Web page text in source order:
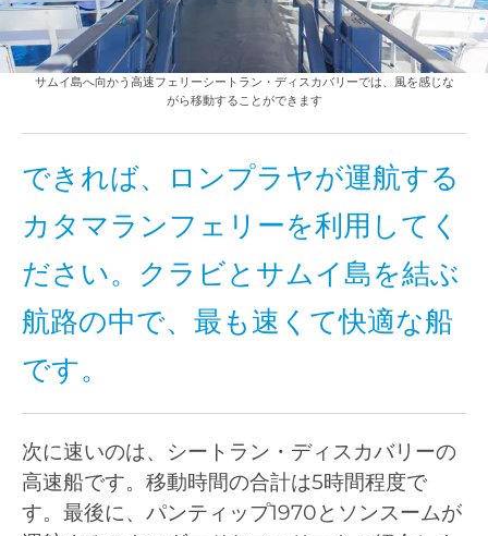
サムイ島へ向かう高速フェリーシートラン・ディスカバリーでは、風を感じな
がら移動することができます
できれば、ロンプラヤが運航する
カタマランフェリーを利用してく
ださい。クラビとサムイ島を結ぶ
航路の中で、最も速くて快適な船
です。
次に速いのは、シートラン・ディスカバリーの
高速船です。移動時間の合計は5時間程度で
す。最後に、パンティップ1970とソンスームが